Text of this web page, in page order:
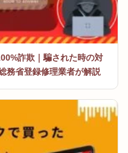
詐欺｜騙された時の対
務省登録修理業者が解説